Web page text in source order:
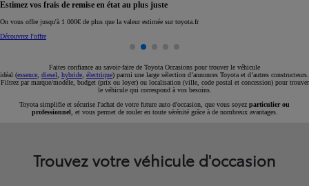
Réservez en ligne votre occasion pour 1€ seulement
Réservez en ligne
Faites confiance au savoir-faire de Toyota Occasions pour trouver le véhicule
idéal (essence diesel hybride électrique) parmi une large sélection d’annonces Toyota et d’autres constructeurs.
Filtrez par marque/modèle, budget (prix ou loyer) ou localisation (ville, code postal et concession) pour trouver
le véhicule qui correspond à vos besoins.
Toyota simplifie et sécurise l'achat de votre future auto d'occasion, que vous soyez particulier ou
professionnel , et vous permet de rouler en toute sérénité grâce à de nombreux avantages.
Trouvez votre véhicule d'occasion